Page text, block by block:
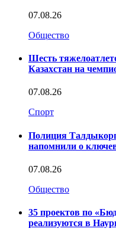
07.08.26
Общество
Шесть
Казахстан на
07.08.26
Спорт
Полиция
напомнили о
07.08.26
Общество
35 проектов по
реализуются в